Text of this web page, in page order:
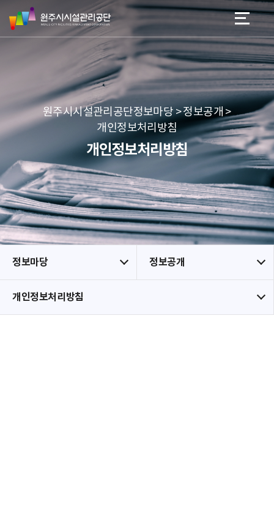
네
본문 바로가기
메뉴 바로가기
원
주
시
리
공
단
원주시시설관리공단정보마당 > 정보공개 >
개인정보처리방침
개인정보처리방침
정보마당 정보공개
개인정보처리방침